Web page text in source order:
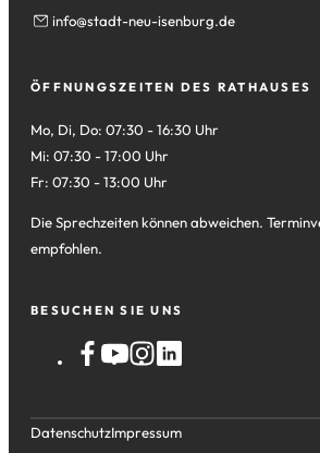
info stadt-neu-isenburg de
ÖFFNUNGSZEITEN DES RATHAUSES
Mo, Di, Do: 07:30 - 16:30 Uhr
Mi: 07:30 - 17:00 Uhr
Fr: 07:30 - 13:00 Uhr
Die Sprechzeiten können abweichen.
empfohlen.
BESUCHEN SIE UNS
DatenschutzImpressum